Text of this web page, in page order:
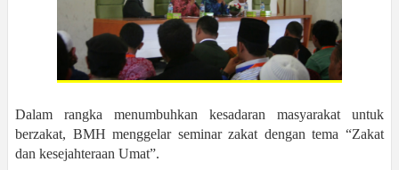
Dalam rangka menumbuhkan kesadaran masyarakat untuk
berzakat, BMH menggelar seminar zakat dengan tema “Zakat
dan kesejahteraan Umat”.